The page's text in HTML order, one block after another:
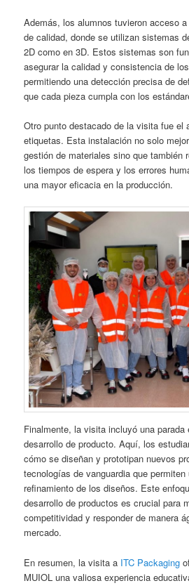
Además, los alumnos tuvieron acceso
de calidad, donde se utilizan sistemas
2D como en 3D. Estos sistemas son
asegurar la calidad y consistencia de
permitiendo una detección precisa de
que cada pieza cumpla con los
Otro punto destacado de la visita fue el
etiquetas. Esta instalación no solo
gestión de materiales sino que también
los tiempos de espera y los errores
una mayor eficacia en la producción.
Finalmente, la visita incluyó una parada
desarrollo de producto. Aquí, los
cómo se diseñan y prototipan nuevos
tecnologías de vanguardia que
refinamiento de los diseños. Este
desarrollo de productos es crucial para
competitividad y responder de manera
mercado.
En resumen, la visita a ITC Packaging
MUIOL una valiosa experiencia